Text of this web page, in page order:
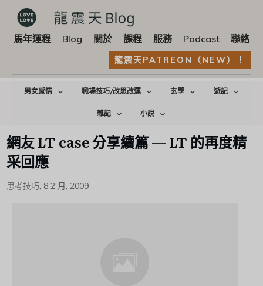
馬年運程 Blog 關於 課程 服務 Podcast 聯絡
龍震天PATREON（NEW）！
男女感情 職場技巧/改思改運 玄學
遊記
雜記
小說
網友 LT case 分享續篇 — LT 的再度精
采回應
思考技巧, 8 2 月, 2009